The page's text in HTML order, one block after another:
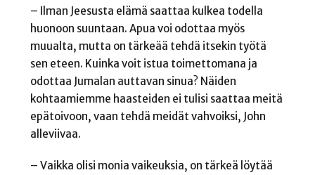
– Ilman Jeesusta elämä saattaa kulkea todella
huonoon suuntaan. Apua voi odottaa myös
muualta, mutta on tärkeää tehdä itsekin työtä
sen eteen. Kuinka voit istua toimettomana ja
odottaa Jumalan auttavan sinua? Näiden
kohtaamiemme haasteiden ei tulisi saattaa meitä
epätoivoon, vaan tehdä meidät vahvoiksi, John
alleviivaa.
– Vaikka olisi monia vaikeuksia, on tärkeä löytää